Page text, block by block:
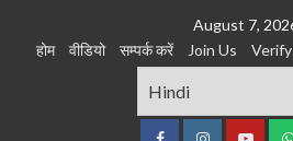
August 7,
होम
वीडियो सम्पर्क करें Join Us